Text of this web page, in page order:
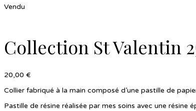
Vendu
Collection St Valentin
20,00 €
Collier fabriqué à la main composé d’une pastille de
Pastille de résine réalisée par mes soins avec une